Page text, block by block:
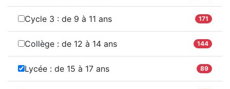
Cycle 3 : de 9 à 11 ans 171
Collège : de 12 à 14 ans 144
Lycée : de 15 à 17 ans 89